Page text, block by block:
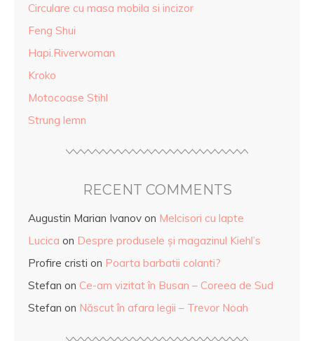
Circulare cu masa mobila si incizor
Feng Shui
Hapi.Riverwoman
Kroko
Motocoase Stihl
Strung lemn
RECENT COMMENTS
Augustin Marian Ivanov on Melcisori cu lapte
Lucica on Despre produsele și magazinul Kiehl’s
Profire cristi on Poarta barbatii colanti?
Stefan on Ce-am vizitat în Busan – Coreea de Sud
Stefan on Născut în afara legii – Trevor Noah